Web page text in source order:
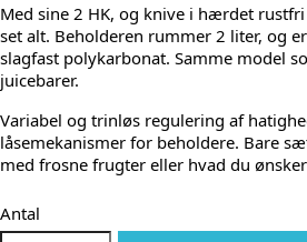
Med sine 2 HK, og knive i hærdet
set alt. Beholderen rummer 2 liter, og
slagfast polykarbonat. Samme model
juicebarer.
Variabel og trinløs regulering af
låsemekanismer for beholdere. Bare
med frosne frugter eller hvad du
Antal